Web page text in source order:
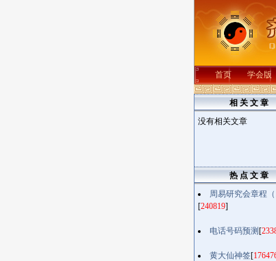
首页 学会版
相 关 文 章
没有相关文章
热 点 文 章
周易研究会章程
[240819]
电话号码预测 [
黄大仙神签[